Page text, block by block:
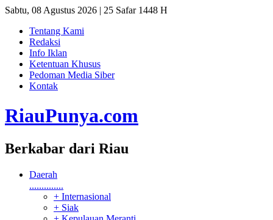
Sabtu, 08 Agustus 2026 | 25 Safar 1448 H
Tentang Kami
Redaksi
Info Iklan
Ketentuan Khusus
Pedoman Media Siber
Kontak
RiauPunya.com
Berkabar dari Riau
Daerah
..............
+ Internasional
+ Siak